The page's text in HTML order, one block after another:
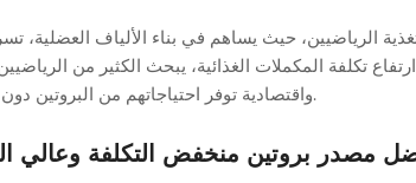
الرياضيين، حيث يساهم في بناء الألياف العضلية،
ارتفاع تكلفة المكملات الغذائية، يبحث الكثير من
واقتصادية توفر احتياجاتهم من البروتين دون إنفاق مبالغ كبيرة.
مصدر بروتين منخفض التكلفة وعالي